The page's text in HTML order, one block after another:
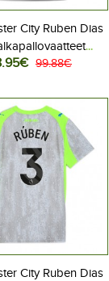
City Ruben Dias
2025-26
99.88€
City Ruben Dias